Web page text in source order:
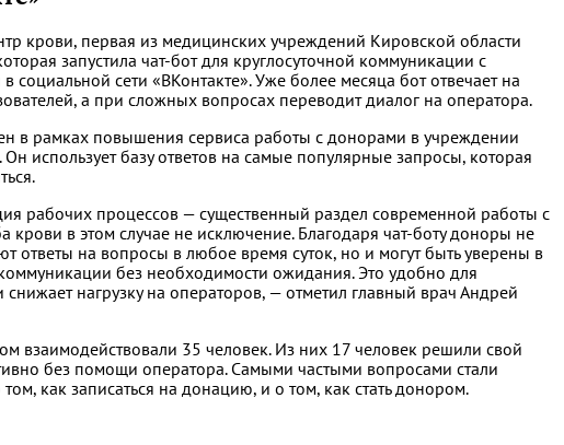
крови, первая из медицинских учреждений Кировской области
запустила чат-бот для круглосуточной коммуникации с
социальной сети «ВКонтакте». Уже более месяца бот отвечает на
а при сложных вопросах переводит диалог на оператора.
в рамках повышения сервиса работы с донорами в учреждении
использует базу ответов на самые популярные запросы, которая
рабочих процессов — существенный раздел современной работы с
крови в этом случае не исключение. Благодаря чат-боту доноры не
ответы на вопросы в любое время суток, но и могут быть уверены в
без необходимости ожидания. Это удобно для
нагрузку на операторов, — отметил главный врач Андрей
взаимодействовали 35 человек. Из них 17 человек решили свой
без помощи оператора. Самыми частыми вопросами стали
как записаться на донацию, и о том, как стать донором.